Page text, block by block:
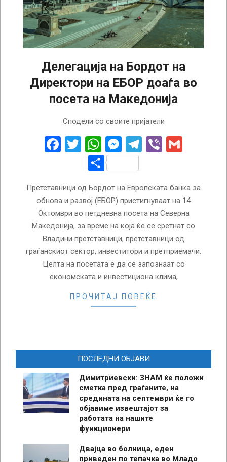
Делегација на Бордот на
Директори на ЕБОР доаѓа во
посета на Македонија
Сподели со своите пријатели
Facebook
Twitter
WhatsApp
Messenger
Telegram
Viber
Share
Претставници од Бордот на Европската банка за
обнова и развој (ЕБОР) пристигнуваат на 14
Октомври во петдневна посета на Северна
Македонија, за време на која ќе се сретнат со
Владини претставници, претставници од
граѓанскиот сектор, инвеститори и претприемачи.
Целта на посетата е да се запознаат со
економската и инвестициона клима,
ПРОЧИТАЈ ПОВЕЌЕ
ПОСЛЕДНИ ОБЈАВИ
Димитриевски: ЗНАМ ќе положи
сметка пред граѓаните, на
средината на септември ќе го
објавиме извештајот за
работата на нашите
функционери
Двајца во болница, еден
приведен по тепачка во Младо